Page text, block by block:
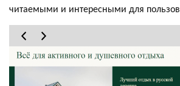
читаемыми и интересными для